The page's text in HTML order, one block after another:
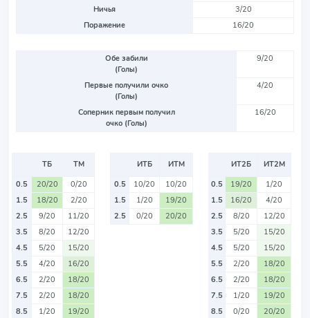
Ничья
3/20
Поражение
16/20
Обе забили
(Голы)
9/20
Первые получили очко
(Голы)
4/20
Соперник первым получил
очко (Голы)
16/20
ТБ
ТМ
0.5
20/20
0/20
1.5
18/20
2/20
2.5
9/20
11/20
3.5
8/20
12/20
4.5
5/20
15/20
5.5
4/20
16/20
6.5
2/20
18/20
7.5
2/20
18/20
8.5
1/20
19/20
ИТБ
ИТМ
0.5
10/20
10/20
1.5
1/20
19/20
2.5
0/20 20/20
ИТ2Б
ИТ2М
0.5
19/20
1/20
1.5
16/20
4/20
2.5
8/20
12/20
3.5
5/20
15/20
4.5
5/20
15/20
5.5
2/20
18/20
6.5
2/20
18/20
7.5
1/20
19/20
8.5
0/20 20/20